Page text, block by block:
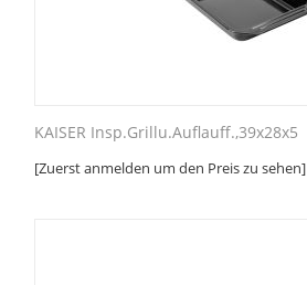
KAISER Insp.Grillu.Auflauff.,39x28x5
[Zuerst anmelden um den Preis zu sehen]